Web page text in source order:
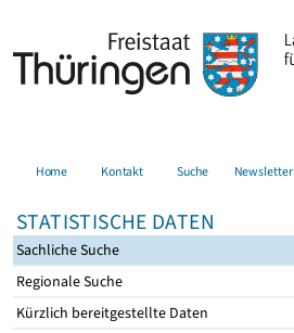
Home Kontakt Suche Newsletter
STATISTISCHE DATEN
Sachliche Suche
Regionale Suche
Kürzlich bereitgestellte Daten